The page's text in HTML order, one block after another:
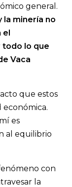
general.
la minería no
el
todo lo que
Vaca
que estos
económica.
es
al equilibrio
con
la